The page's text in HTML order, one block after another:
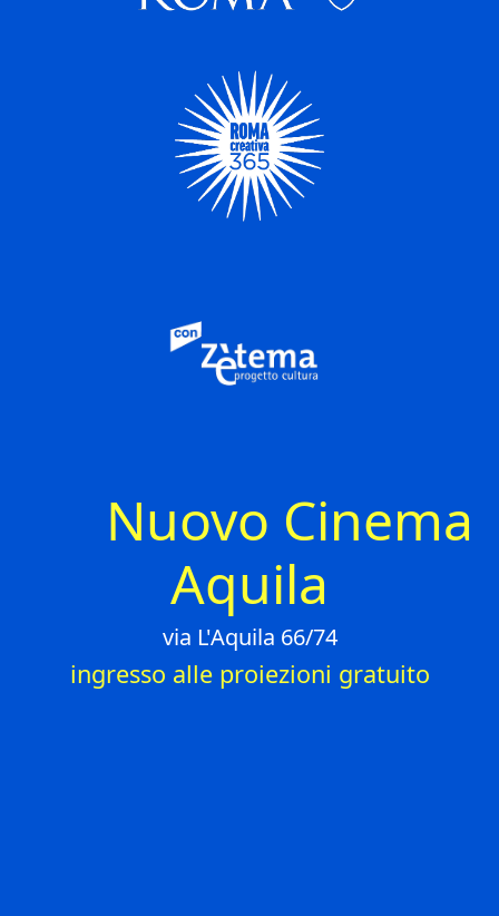
Nuovo Cinema
Aquila
via L'Aquila 66/74
ingresso alle proiezioni gratuito